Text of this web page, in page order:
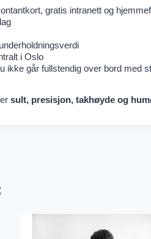
gratis intranett og
i Oslo
ikke går fullstendig over bord med
sult, presisjon, takhøyde og